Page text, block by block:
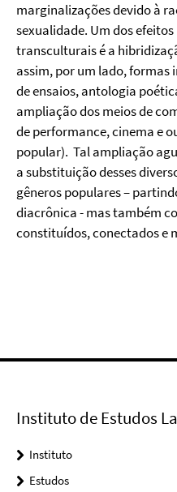
marginalizações devido à
sexualidade. Um dos
transculturais é a
assim, por um lado,
de ensaios, antologia
ampliação dos meios de
de performance, cinema e
popular). Tal ampliação
a substituição desses
gêneros populares –
diacrônica - mas também
constituídos, conectados e
Instituto de Estudos
Instituto
Estudos